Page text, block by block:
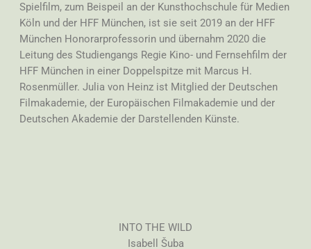
Spielfilm, zum Beispeil an der Kunsthochschule für Medien
Köln und der HFF München, ist sie seit 2019 an der HFF
München Honorarprofessorin und übernahm 2020 die
Leitung des Studiengangs Regie Kino- und Fernsehfilm der
HFF München in einer Doppelspitze mit Marcus H.
Rosenmüller. Julia von Heinz ist Mitglied der Deutschen
Filmakademie, der Europäischen Filmakademie und der
Deutschen Akademie der Darstellenden Künste.
INTO THE WILD
Isabell Šuba